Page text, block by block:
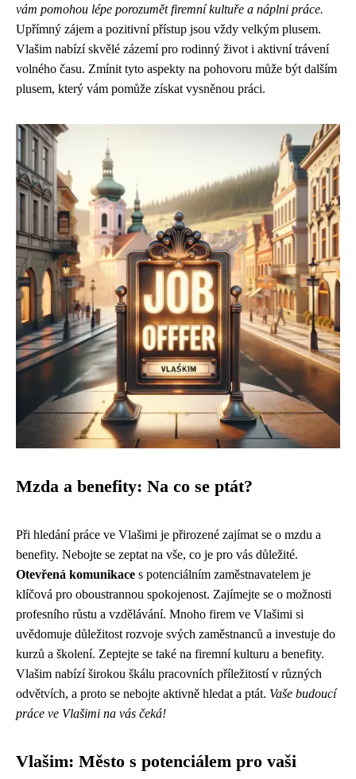
vám pomohou lépe porozumět firemní kultuře a náplni práce.
Upřímný zájem a pozitivní přístup jsou vždy velkým plusem.
Vlašim nabízí skvělé zázemí pro rodinný život i aktivní trávení
volného času. Zmínit tyto aspekty na pohovoru může být dalším
plusem, který vám pomůže získat vysněnou práci.
Mzda a benefity: Na co se ptát?
Při hledání práce ve Vlašimi je přirozené zajímat se o mzdu a
benefity. Nebojte se zeptat na vše, co je pro vás důležité.
Otevřená komunikace s potenciálním zaměstnavatelem je
klíčová pro oboustrannou spokojenost. Zajímejte se o možnosti
profesního růstu a vzdělávání. Mnoho firem ve Vlašimi si
uvědomuje důležitost rozvoje svých zaměstnanců a investuje do
kurzů a školení. Zeptejte se také na firemní kulturu a benefity.
Vlašim nabízí širokou škálu pracovních příležitostí v různých
odvětvích, a proto se nebojte aktivně hledat a ptát. Vaše budoucí
práce ve Vlašimi na vás čeká!
Vlašim: Město s potenciálem pro vaši